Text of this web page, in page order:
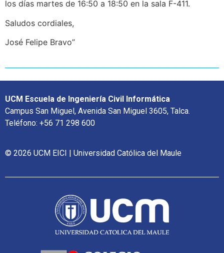
los días martes de 16:50 a 18:50 en la sala F-411.
Saludos cordiales,
José Felipe Bravo”
UCM Escuela de Ingeniería Civil Informática
Campus San Miguel, Avenida San Miguel 3605, Talca.
Teléfono: +56 71 298 600
© 2026 UCM EICI | Universidad Católica del Maule